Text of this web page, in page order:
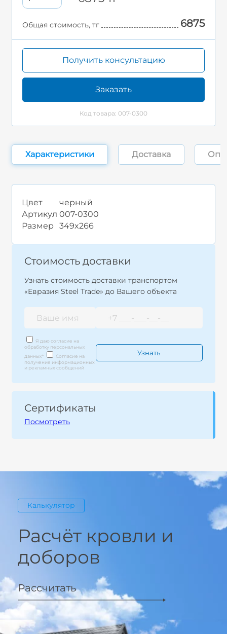
Общая стоимость, тг 6875
Получить консультацию
Заказать
Код товара: 007-0300
Характеристики Доставка
Цвет
черный
Артикул 007-0300
Размер
349x266
Стоимость доставки
Узнать стоимость доставки транспортом
«Евразия Steel Trade» до Вашего объекта
Я даю согласие на
обработку персональных
данных*
Согласие на
получение информационных
и рекламных сообщений
Сертификаты
Посмотреть
Калькулятор
Расчёт кровли и
доборов
Рассчитать